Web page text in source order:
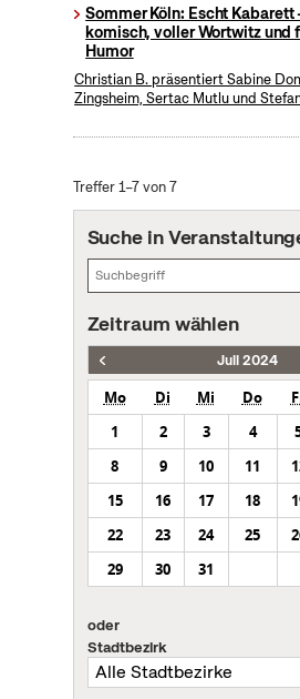
Sommer Köln: Escht Kabarett
komisch, voller Wortwitz und
Humor
Christian B. präsentiert Sabine
Zingsheim, Sertac Mutlu und
Treffer 1–7 von 7
Suche in
Zeitraum wählen
Juli 2024
Mo Di Mi Do
1
2 3 4
8
9 10 11
15
16 17 18
22
23 24 25
29
30 31
oder
Stadtbezirk